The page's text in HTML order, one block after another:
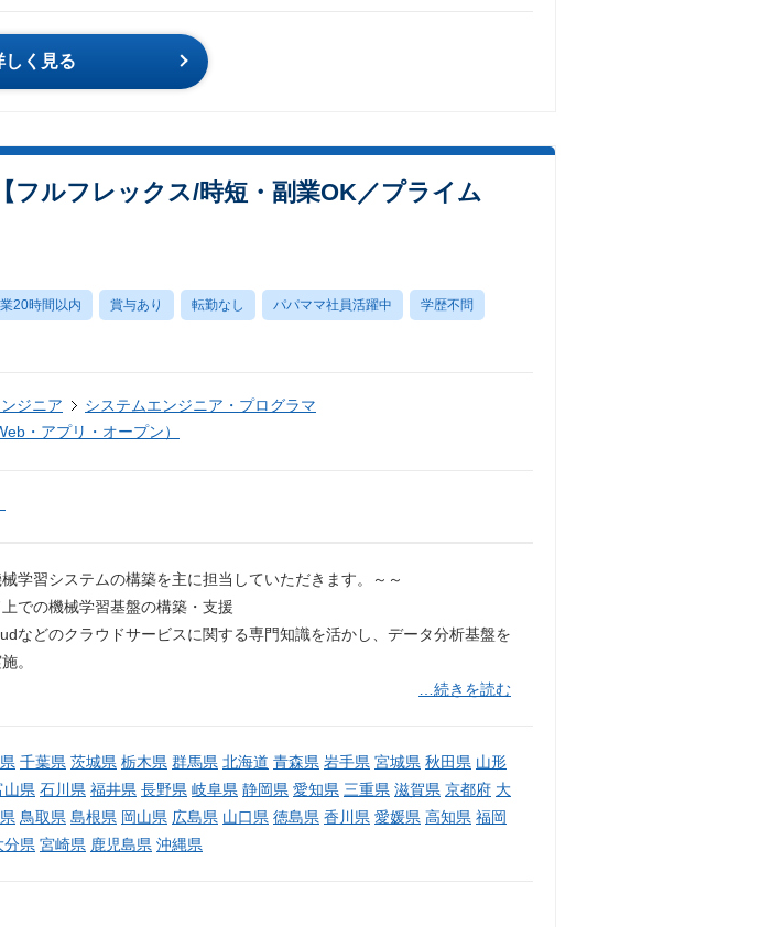
しく見る
フルフレックス/時短・副業OK／プライム
20時間以内 賞与あり 転勤なし パパママ社員活躍中 学歴不問
ジニア
システムエンジニア・プログラマ
・アプリ・オープン）
学習システムの構築を主に担当していただきます。～～
での機械学習基盤の構築・支援
などのクラウドサービスに関する専門知識を活かし、データ分析基盤を
。
…続きを読む
千葉県 茨城県 栃木県 群馬県 北海道 青森県 岩手県 宮城県 秋田県 山形
山県 石川県 福井県 長野県 岐阜県 静岡県 愛知県 三重県 滋賀県 京都府 大
鳥取県 島根県 岡山県 広島県 山口県 徳島県 香川県 愛媛県 高知県 福岡
分県 宮崎県 鹿児島県 沖縄県